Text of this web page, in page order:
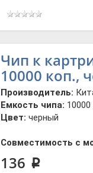
Чип к
10000 коп.,
Производитель:
Емкость чипа:
Цвет: черный
Совместимость с
136 p